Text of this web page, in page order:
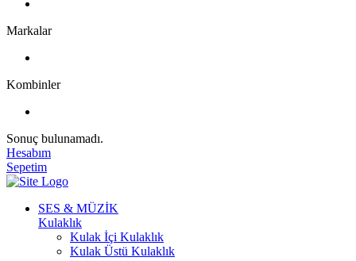
Markalar
Kombinler
Sonuç bulunamadı.
Hesabım
Sepetim
SES & MÜZİK
Kulaklık
Kulak İçi Kulaklık
Kulak Üstü Kulaklık